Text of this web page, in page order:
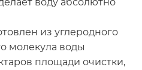
из углеродного
молекула воды
площади очистки,